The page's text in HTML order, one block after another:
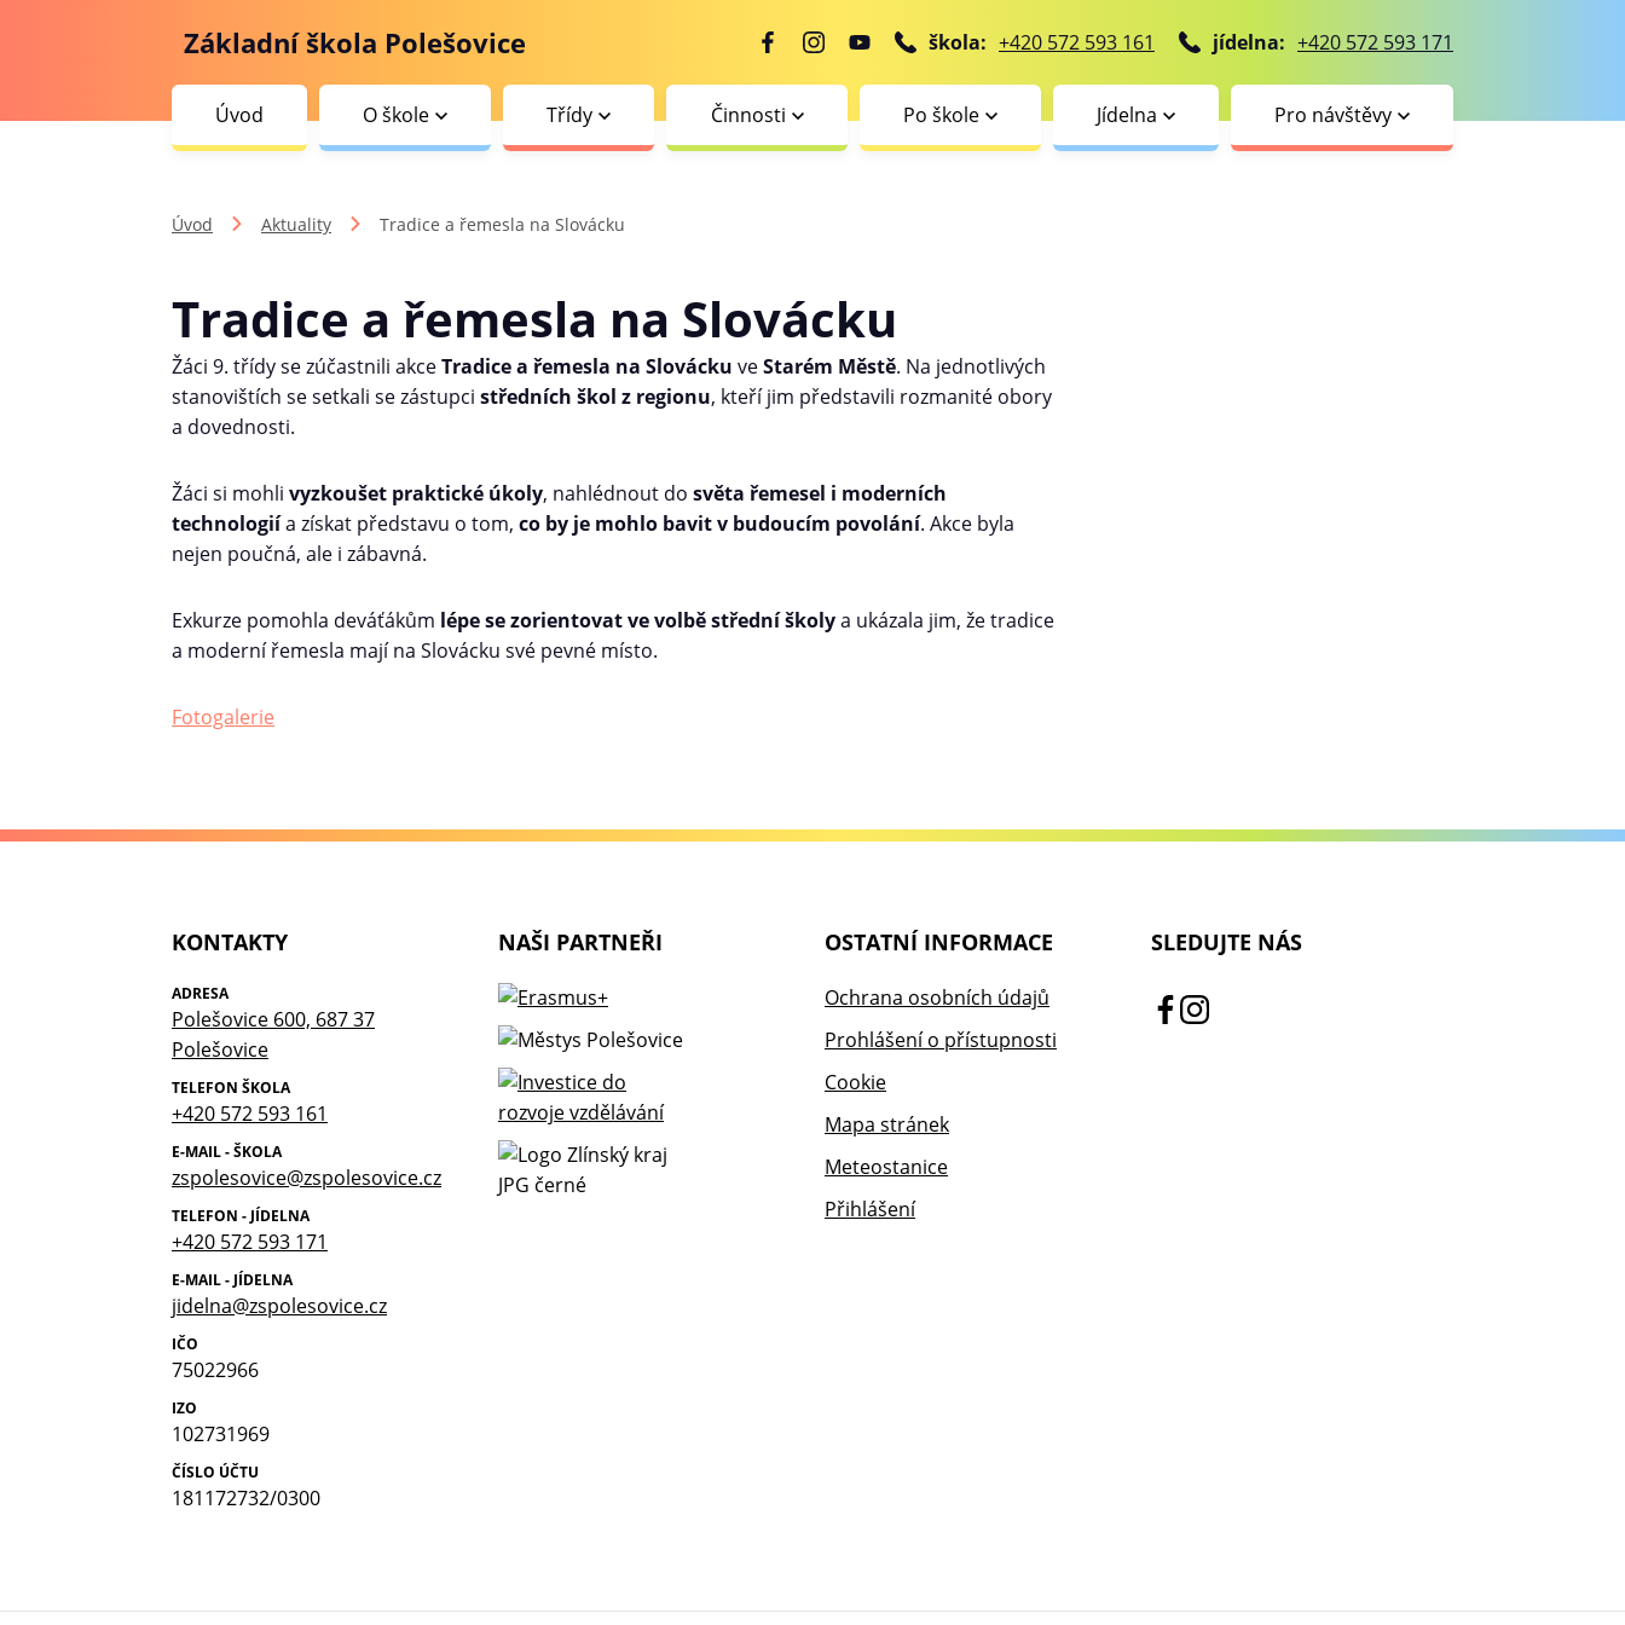
Základní škola Polešovice škola: +420 572 593 161 jídelna: +420 572 593 171
Úvod O škole Třídy Činnosti Po škole Jídelna Pro návštěvy
Úvod Aktuality Tradice a řemesla na Slovácku
Tradice a řemesla na Slovácku
Žáci 9. třídy se zúčastnili akceTradice a řemesla na Slovácku veStarém Městě. Na jednotlivých
stanovištích se setkali se zástupci středních škol z regionu, kteří jim představili rozmanité obory
a dovednosti.
Žáci si mohli vyzkoušet praktické úkoly, nahlédnout do světa řemesel i moderních
technologiía získat představu o tom, co by je mohlo bavit v budoucím povolání. Akce byla
nejen poučná, ale i zábavná.
Exkurze pomohla deváťákům lépe se zorientovat ve volbě střední školya ukázala jim, že tradice
a moderní řemesla mají na Slovácku své pevné místo.
Fotogalerie
KONTAKTY
ADRESA
Polešovice 600, 687 37
Polešovice
TELEFON ŠKOLA
+420 572 593 161
E-MAIL - ŠKOLA
zspolesovice@zspolesovice.cz
TELEFON - JÍDELNA
+420 572 593 171
E-MAIL - JÍDELNA
jidelna@zspolesovice.cz
IČO
75022966
IZO
102731969
ČÍSLO ÚČTU
181172732/0300
NAŠI PARTNEŘI OSTATNÍ INFORMACE
Ochrana osobních údajů
Prohlášení o přístupnosti
Cookie
Mapa stránek
Meteostanice
Přihlášení
SLEDUJTE NÁS